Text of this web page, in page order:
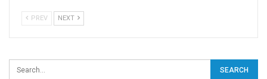
PREV NEXT